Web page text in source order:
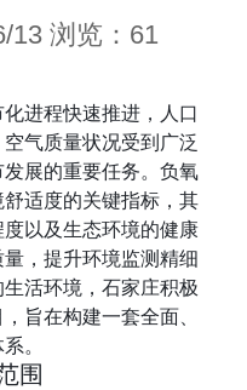
13 浏览：61
进程快速推进，人口
气质量状况受到广泛
展的重要任务。负氧
适度的关键指标，其
以及生态环境的健康
，提升环境监测精细
活环境，石家庄积极
旨在构建一套全面、
。
围